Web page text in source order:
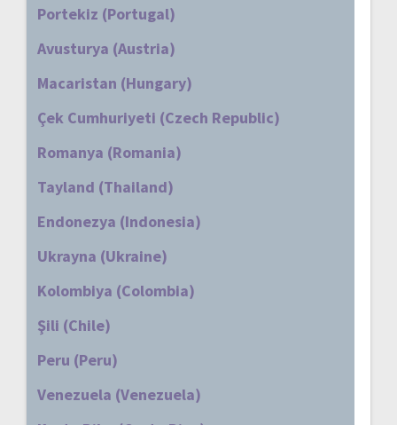
Portekiz (Portugal)
Avusturya (Austria)
Macaristan (Hungary)
Çek Cumhuriyeti (Czech Republic)
Romanya (Romania)
Tayland (Thailand)
Endonezya (Indonesia)
Ukrayna (Ukraine)
Kolombiya (Colombia)
Şili (Chile)
Peru (Peru)
Venezuela (Venezuela)